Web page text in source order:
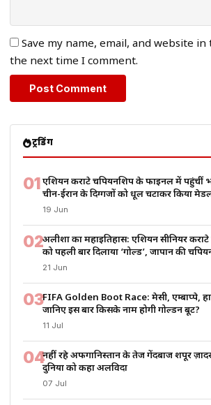
Save my name, email, and website
the next time I comment.
ट्रेंडिंग
01एशियन कराटे चैंपियनशिप के फाइनल में पहुंचीं
चीन-ईरान के दिग्गजों को धूल चटाकर किया
19 Jun
02अलीशा का महाइतिहास: एशियन सीनियर
को पहली बार दिलाया ‘गोल्ड’, जापान की
21 Jun
03FIFA Golden Boot Race: मेसी, एम्बाप्पे,
जानिए इस बार किसके नाम होगी गोल्डन बूट?
11 Jul
04नहीं रहे अफगानिस्तान के तेज गेंदबाज शपूर
दुनिया को कहा अलविदा
07 Jul